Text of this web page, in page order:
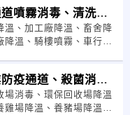
降溫方法、台北噴霧設
噴霧設
噴霧消毒、清洗消
溫、加工廠降溫、畜舍降
降溫、騎樓噴霧、車行降
疫通道、殺菌消毒
場消毒、環保回收場降溫
雞場降溫、養豬場降溫、